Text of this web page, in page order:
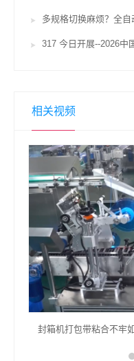
多规格切换麻烦？全
317 今日开展--2026中
相关视频
封箱机打包带粘合不牢